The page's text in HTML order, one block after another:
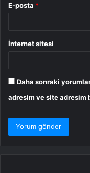
E-posta *
İnternet sitesi
Daha sonraki
adresim ve site adresim